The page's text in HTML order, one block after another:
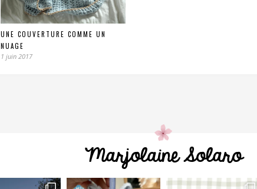
UNE COUVERTURE COMME UN
NUAGE
1 juin 2017
Marjolaine Solaro